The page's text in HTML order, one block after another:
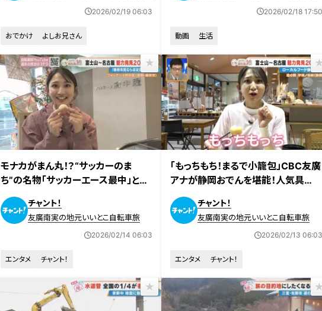
2026/02/19 06:03
おでかけ よしお兄さん
2026/02/18 17:50
動画 生活
モナカがまん丸！？“サッカーのま
ち”の名物「サッカーエース最中」と
は？CBC友廣アナが蓬莱橋からの絶
景に感動！チャント！
友廣南実の地元いいとこ自転車旅
2026/02/14 06:03
エンタメ チャント！
「もっちもち！まるで小籠包」CBC友廣
アナが静岡おでんを堪能！人気具
材“富士の白雪”とは？
チャント！
友廣南実の地元いいとこ自転車旅
2026/02/13 06:03
エンタメ チャント！